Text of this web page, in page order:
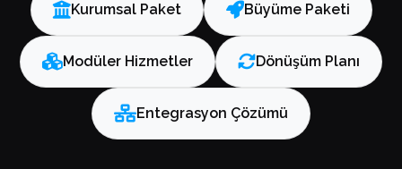
Kurumsal Paket Büyüme Paketi
Modüler Hizmetler Dönüşüm Planı
Entegrasyon Çözümü